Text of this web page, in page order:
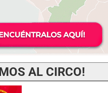
AL CIRCO!